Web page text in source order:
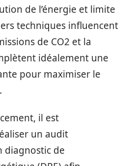
de l’énergie et limite
techniques influencent
de CO2 et la
idéalement une
pour maximiser le
il est
un audit
diagnostic de